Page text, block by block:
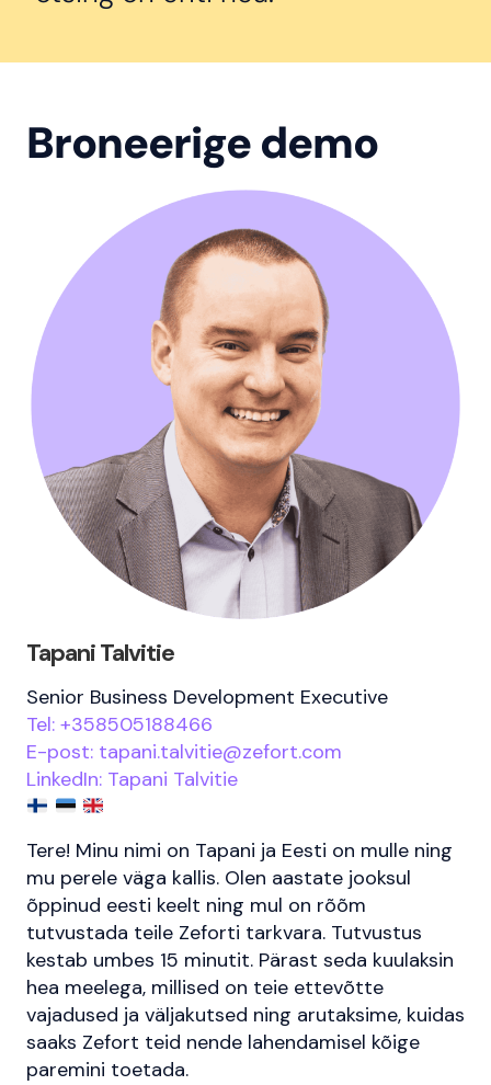
Broneerige demo
Tapani Talvitie
Senior Business Development Executive
Tel: +358505188466
E-post: tapani.talvitie@zefort.com
LinkedIn: Tapani Talvitie
Tere! Minu nimi on Tapani ja Eesti on mulle ning
mu perele väga kallis. Olen aastate jooksul
õppinud eesti keelt ning mul on rõõm
tutvustada teile Zeforti tarkvara. Tutvustus
kestab umbes 15 minutit. Pärast seda kuulaksin
hea meelega, millised on teie ettevõtte
vajadused ja väljakutsed ning arutaksime, kuidas
saaks Zefort teid nende lahendamisel kõige
paremini toetada.